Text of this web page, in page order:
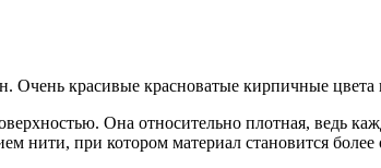
Очень красивые красноватые кирпичные
Она относительно плотная, ведь
нити, при котором материал становится